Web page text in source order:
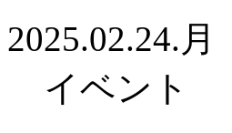
2025.02.24.月
イベント